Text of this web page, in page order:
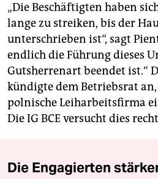
„Die Beschäftigten haben
lange zu streiken, bis der
unterschrieben ist“, sagt
endlich die Führung dieses
Gutsherrenart beendet ist.“
kündigte dem Betriebsrat
polnische Leiharbeitsfirma
Die IG BCE versucht dies
Die Engagierten